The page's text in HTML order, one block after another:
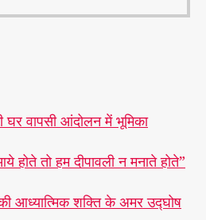
घर वापसी आंदोलन में भूमिका
तो हम दीपावली न मनाते होते”
की आध्यात्मिक शक्ति के अमर उद्घोष